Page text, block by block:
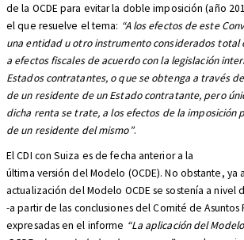
de la OCDE para evitar la doble imposición (año
el que resuelve el tema: “A los efectos de este
una entidad u otro instrumento considerados
a efectos fiscales de acuerdo con la legislación
Estados contratantes, o que se obtenga a través
de un residente de un Estado contratante, pero
dicha renta se trate, a los efectos de la imposición
de un residente del mismo”.
El CDI con Suiza es de fecha anterior a la
última versión del Modelo (OCDE). No obstante, ya
actualización del Modelo OCDE se sostenía a nivel
-a partir de las conclusiones del Comité de Asuntos
expresadas en el informe “La aplicación del